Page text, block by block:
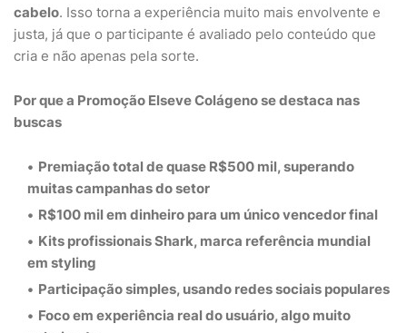
cabelo. Isso torna a experiência muito mais envolvente e
justa, já que o participante é avaliado pelo conteúdo que
cria e não apenas pela sorte.
Por que a Promoção Elseve Colágeno se destaca nas
buscas
Premiação total de quase R$500 mil, superando
muitas campanhas do setor
R$100 mil em dinheiro para um único vencedor final
Kits profissionais Shark, marca referência mundial
em styling
Participação simples, usando redes sociais populares
Foco em experiência real do usuário, algo muito